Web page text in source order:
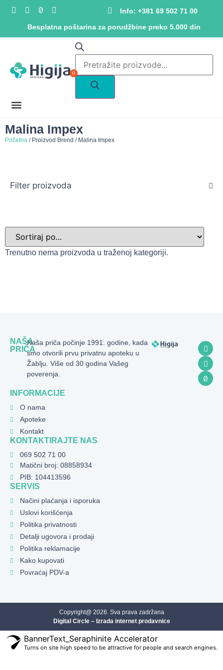
Besplatna poštarina za porudžbine preko 5.000 din
Info: +381 69 502 71 00
0
Malina Impex
Početna / Proizvod Brend / Malina Impex
Filter proizvoda
Trenutno nema proizvoda u traženoj kategoriji.
NAŠA
PRIČA
Naša priča počinje 1991. godine, kada
smo otvorili prvu privatnu apoteku u
Žablju. Više od 30 godina Vašeg
poverenja.
INFORMACIJE
O nama
Apoteke
Kontakt
KONTAKTIRAJTE NAS
069 502 71 00
Matični broj: 08858934
PIB: 104413596
SERVIS
Načini plaćanja i isporuka
Uslovi korišćenja
Politika privatnosti
Detalji ugovora i prodaji
Politika reklamacije
Kako kupovati
Povraćaj PDV-a
Copyright@ 2026. Sva prava zadržana
Digital Circle – Izrada internet prodavnice
BannerText_Seraphinite Accelerator
Turns on site high speed to be attractive for people and search engines.